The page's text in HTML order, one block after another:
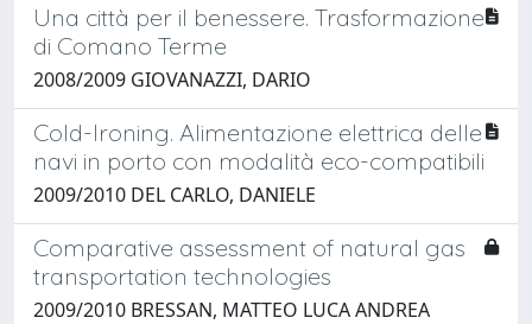
Una città per il benessere. Trasformazione
di Comano Terme
2008/2009 GIOVANAZZI, DARIO
Cold-Ironing. Alimentazione elettrica delle
navi in porto con modalità eco-compatibili
2009/2010 DEL CARLO, DANIELE
Comparative assessment of natural gas
transportation technologies
2009/2010 BRESSAN, MATTEO LUCA ANDREA